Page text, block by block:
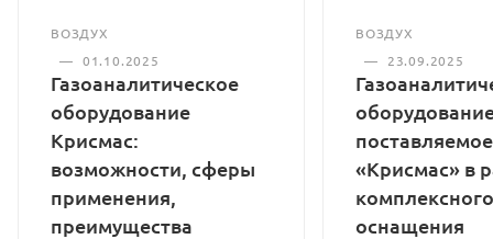
ВОЗДУХ
— 01.10.2025
Газоаналитическое
оборудование
Крисмас:
возможности, сферы
применения,
преимущества
ВОЗДУХ
—
23.09.2025
«Крисмас» в
комплексного
оснащения